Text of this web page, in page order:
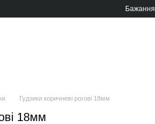
Бажання
Гудзики коричневі рогові 18мм
18мм